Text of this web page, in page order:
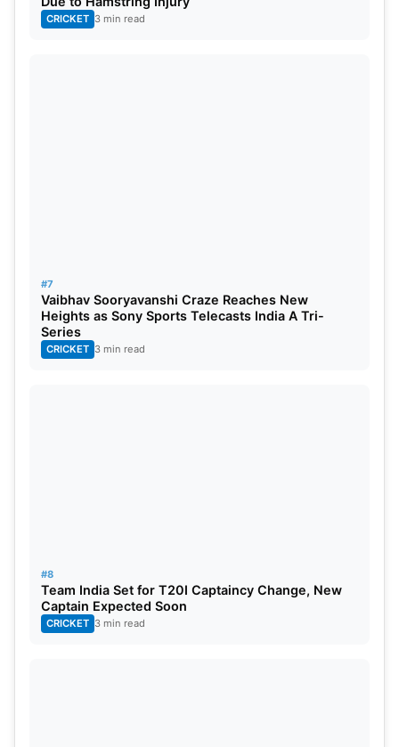
उन्होंने इंटरनेशनल क्रिकेट में काफी बेहतर प्रदर्शन किया है। 2 करोड़
के आधार मूल्य वाले वोक्स ने हाल ही में वर्ल्ड कप में भी आखिरी के कुछ
CRICKET 3 min read
#7
Vaibhav Sooryavanshi Craze Reaches New
Heights as Sony Sports Telecasts India A Tri-
Series
CRICKET 3 min read
#8
Team India Set for T20I Captaincy Change, New
Captain Expected Soon
CRICKET 3 min read